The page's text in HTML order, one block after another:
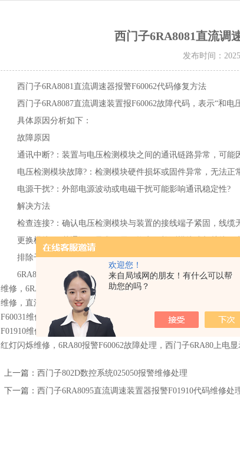
欢迎您！
来自局域网的朋友！有什么可以帮
助您的吗？
西门子6RA8081直流调
发布时间：
西门子6RA8081直流调速器报警F60062代码修复方法
西门子6RA8087直流调速装置报F60062故障代码，表示“和电
具体原因分析如下：
故障原因
通讯中断?：装置与电压检测模块之间的通讯链路异常，可能
电压检测模块故障?：检测模块硬件损坏或固件异常，无法正
电源干扰?：外部电源波动或电磁干扰可能影响通讯稳定性?
解决方法
检查连接?：确认电压检测模块与装置的接线端子紧固，线缆
更换模块?：若通讯仍异常，需更换电压检测模块或相关接口
排除干扰?：检查接地是否良好，必要时加装屏蔽措施?
6RA8087励磁板销售，6RA8085直流调速器风扇转速低报警
维修，6RA8031直流器维修，6RA8025直流控制器维修，
维修，直流调速电源板维修，直流调速器主板维修，励磁板销售
F60031维修，面板报代码F60061维修，屏幕显示故障F60062维
F01910维修，西门子6RA80报警F60005，6RA8093报故障
红灯闪烁维修，6RA80报警F60062故障处理，西门子6RA80上电
上一篇： 西门子802D数控系统025050报警维修处理
下一篇： 西门子6RA8095直流调速装置器报警F01910代码维修处